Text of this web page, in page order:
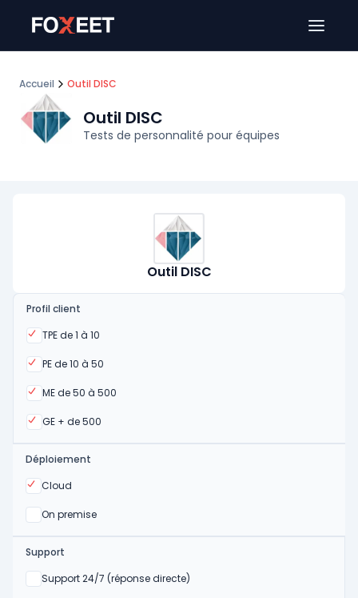
Accueil Outil DISC
Outil DISC
Tests de personnalité pour équipes
Outil DISC
Profil client
TPE de 1 à 10
Oui
PE de 10 à 50
Oui
ME de 50 à 500
Oui
GE + de 500
Oui
Déploiement
Cloud
Oui
On premise
Oui
Support
Support 24/7 (réponse directe)
Non